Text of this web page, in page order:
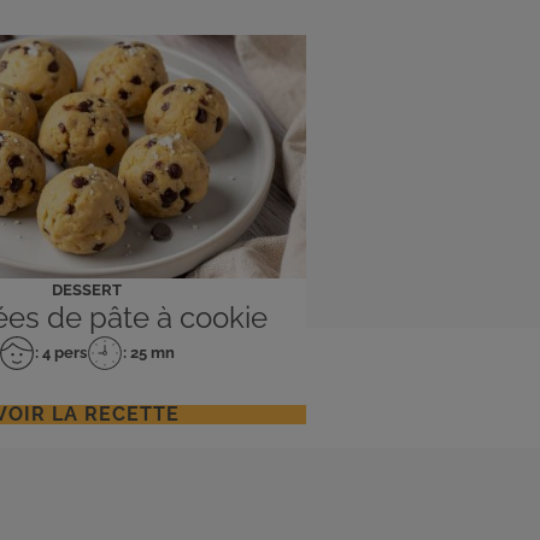
DESSERT
de pâte à cookie
Nombre
: 4 pers
Temps
préparation
: 25 mn
LA RECETTE